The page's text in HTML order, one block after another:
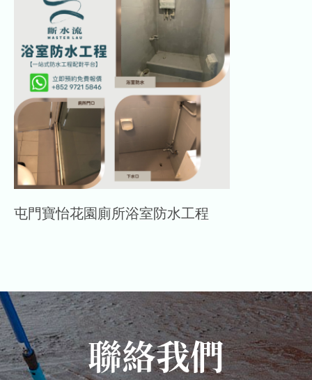
屯門寶怡花園廁所浴室防水工程
聯絡我們